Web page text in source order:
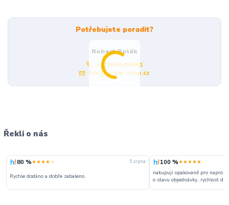
Potřebujete poradit?
Robert Polák
+420606494961
info@jackie-shop.cz
Řekli o nás
80 %★★★★☆ 5. srpna
Rychle dodáno a dobře zabaleno.
100 %★★★★★
nakupuji opakovaně pro
o stavu objednávky, rychlost